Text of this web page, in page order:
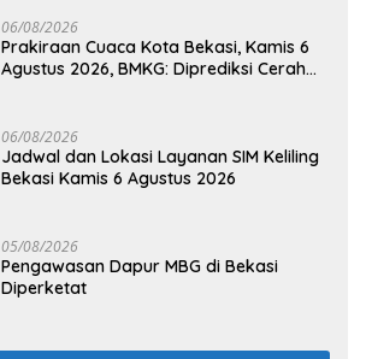
06/08/2026
Prakiraan Cuaca Kota Bekasi, Kamis 6
Agustus 2026, BMKG: Diprediksi Cerah
06/08/2026
Jadwal dan Lokasi Layanan SIM Keliling
Bekasi Kamis 6 Agustus 2026
05/08/2026
Pengawasan Dapur MBG di Bekasi
Diperketat